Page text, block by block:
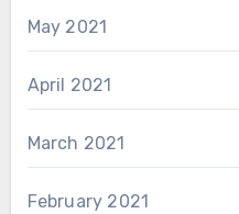
May 2021
April 2021
March 2021
February 2021